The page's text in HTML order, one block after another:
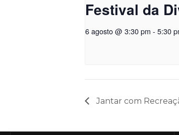
Festival da
6 agosto @ 3:30 pm - 5:30
Jantar com